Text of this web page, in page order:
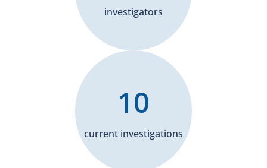
investigators
current investigations
10